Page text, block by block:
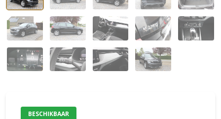
BESCHIKBAAR